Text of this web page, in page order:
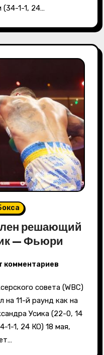
1-1, 24…
решающий
— Фьюри
комментариев
на 11-й раунд как на
Усика (22-0, 14
1-1, 24 КО) 18 мая,